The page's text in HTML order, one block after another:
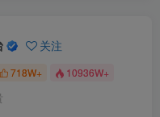
关注
718W+ 10936W+